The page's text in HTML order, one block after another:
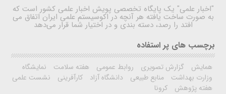
"اخبار علمی" یک پایگاه تخصصی پویش اخبار علمی کشور است که
به صورت ساخت یافته هر آنچه در اکوسیستم علمی ایران اتفاق می
افتد را رصد، دسته بندی و در اختیار شما قرار می‌دهد
برچسب های پر استفاده
همایش گزارش تصویری روابط عمومی هفته سلامت
نمایشگاه
وزارت بهداشت
منابع طبیعی دانشگاه آزاد کارآفرینی
نشست علمی
هفته پژوهش
کرونا